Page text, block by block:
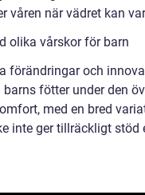
våren när vädret kan
olika vårskor för barn
förändringar och
fötter under den
med en bred
inte ger tillräckligt